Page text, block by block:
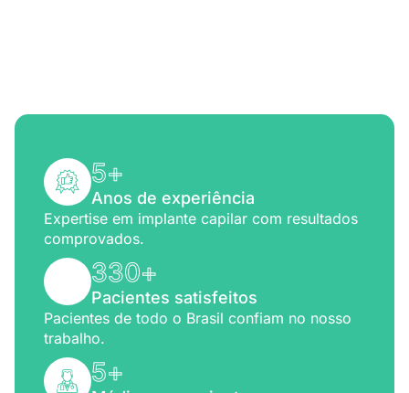
5+
Anos de experiência
Expertise em implante capilar com resultados
comprovados.
330+
Pacientes satisfeitos
Pacientes de todo o Brasil confiam no nosso
trabalho.
5+